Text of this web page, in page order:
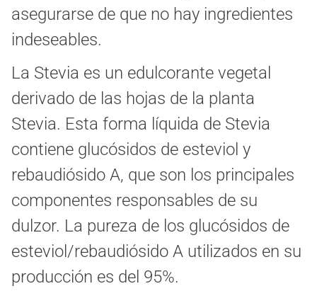
asegurarse de que no hay ingredientes
indeseables.
La Stevia es un edulcorante vegetal
derivado de las hojas de la planta
Stevia. Esta forma líquida de Stevia
contiene glucósidos de esteviol y
rebaudiósido A, que son los principales
componentes responsables de su
dulzor. La pureza de los glucósidos de
esteviol/rebaudiósido A utilizados en su
producción es del 95%.